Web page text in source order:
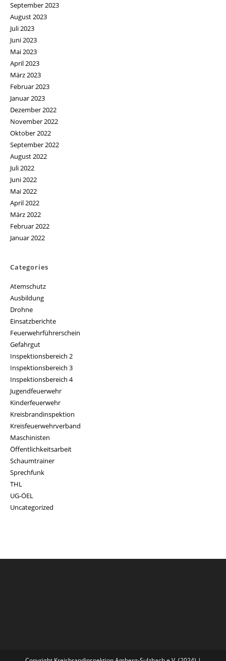
September 2023
August 2023
Juli 2023
Juni 2023
Mai 2023
April 2023
März 2023
Februar 2023
Januar 2023
Dezember 2022
November 2022
Oktober 2022
September 2022
August 2022
Juli 2022
Juni 2022
Mai 2022
April 2022
März 2022
Februar 2022
Januar 2022
Categories
Atemschutz
Ausbildung
Drohne
Einsatzberichte
Feuerwehrführerschein
Gefahrgut
Inspektionsbereich 2
Inspektionsbereich 3
Inspektionsbereich 4
Jugendfeuerwehr
Kinderfeuerwehr
Kreisbrandinspektion
Kreisfeuerwehrverband
Maschinisten
Öffentlichkeitsarbeit
Schaumtrainer
Sprechfunk
THL
UG-ÖEL
Uncategorized